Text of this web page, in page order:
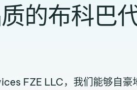
的布科巴
FZE LLC，我们能够自豪